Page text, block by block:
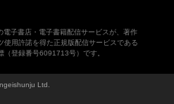
電子書店・電子書籍配信サービスが、著作
使用許諾を得た正規版配信サービスである
（登録番号6091713号）です。
Ltd.